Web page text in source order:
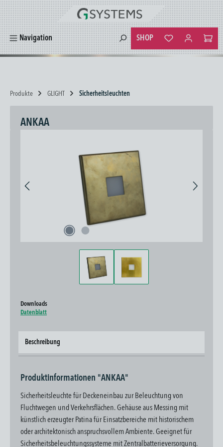
springen
Navigation SHOP
Du hast 0
Produkte GLIGHT Sicherheitsleuchten
ANKAA
Downloads
Datenblatt
Beschreibung
Produktinformationen "ANKAA"
Sicherheitsleuchte für Deckeneinbau zur Beleuchtung von
Fluchtwegen und Verkehrsflächen. Gehäuse aus Messing mit
künstlich erzeugter Patina für Einsatzbereiche mit historischem
oder architektonisch anspruchsvollem Ambiente. Geeignet für
Sicherheitsbeleuchtungssysteme mit Zentralbatterieversorgung.